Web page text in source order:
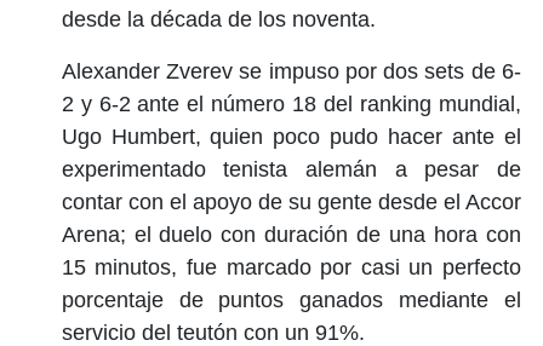
desde la década de los noventa.
Alexander Zverev se impuso por dos sets de 6-
2 y 6-2 ante el número 18 del ranking mundial,
Ugo Humbert, quien poco pudo hacer ante el
experimentado tenista alemán a pesar de
contar con el apoyo de su gente desde el Accor
Arena; el duelo con duración de una hora con
15 minutos, fue marcado por casi un perfecto
porcentaje de puntos ganados mediante el
servicio del teutón con un 91%.